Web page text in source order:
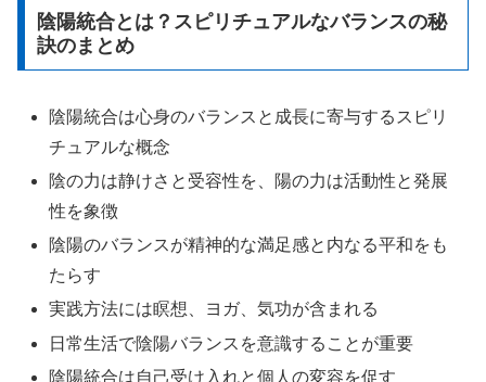
陰陽統合とは？スピリチュアルなバランスの秘
訣のまとめ
陰陽統合は心身のバランスと成長に寄与するスピリ
チュアルな概念
陰の力は静けさと受容性を、陽の力は活動性と発展
性を象徴
陰陽のバランスが精神的な満足感と内なる平和をも
たらす
実践方法には瞑想、ヨガ、気功が含まれる
日常生活で陰陽バランスを意識することが重要
陰陽統合は自己受け入れと個人の変容を促す